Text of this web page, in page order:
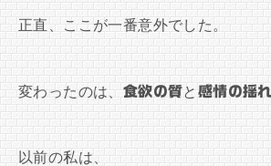
正直、ここが一番意外でした。
変わったのは、 食欲の質と 感情の揺れ
以前の私は、